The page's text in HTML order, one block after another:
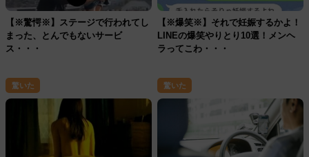
【※驚愕※】ステージで行われてし
まった、とんでもないサービ
ス・・・
【※爆笑※】それで妊娠するかよ！
LINEの爆笑やりとり10選！メンヘ
ラってこわ・・・
驚いた 驚いた